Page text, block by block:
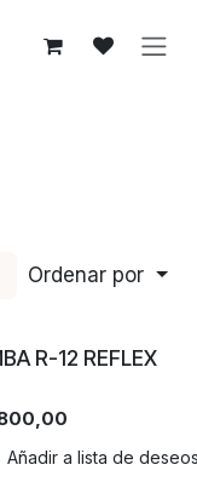
Ordenar por
R-12 REFLEX
Añadir a lista de